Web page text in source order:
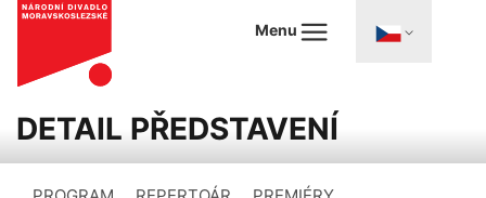
Menu
DETAIL PŘEDSTAVENÍ